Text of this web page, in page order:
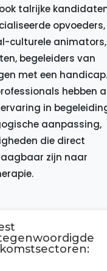
talrijke
opvoeders,
culturele animators,
begeleiders van
met een handicap.
hebben
in
aanpassing,
die direct
zijn naar